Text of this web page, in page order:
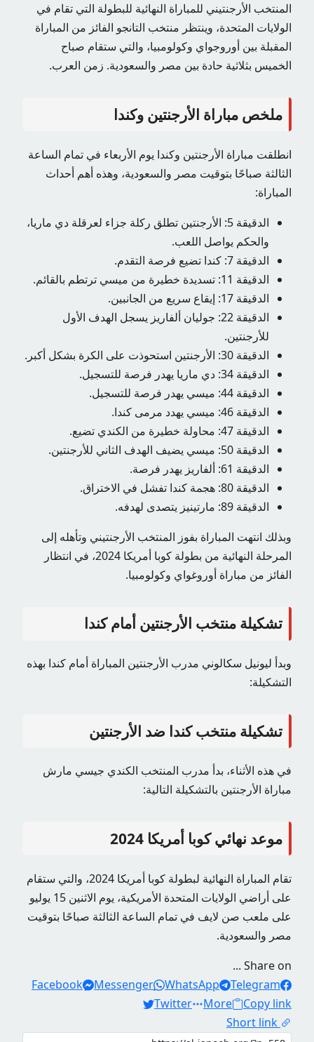
المنتخب الأرجنتيني للمباراة النهائية للبطولة التي تقام في
الولايات المتحدة، وينتظر منتخب التانجو الفائز من المباراة
المقبلة بين أوروجواي وكولومبيا، والتي ستقام صباح
الخميس بثلاثية حادة بين مصر والسعودية. زمن العرب.
ملخص مباراة الأرجنتين وكندا
انطلقت مباراة الأرجنتين وكندا يوم الأربعاء في تمام الساعة
الثالثة صباحًا بتوقيت مصر والسعودية، وهذه أهم أحداث
المباراة:
الدقيقة 5: الأرجنتين تطلق ركلة جزاء لعرقلة دي ماريا،
والحكم يواصل اللعب.
الدقيقة 7: كندا تضيع فرصة التقدم.
الدقيقة 11: تسديدة خطيرة من ميسي ترتطم بالقائم.
الدقيقة 17: إيقاع سريع من الجانبين.
الدقيقة 22: جوليان ألفاريز يسجل الهدف الأول
للأرجنتين.
الدقيقة 30: الأرجنتين استحوذت على الكرة بشكل أكبر.
الدقيقة 34: دي ماريا يهدر فرصة للتسجيل.
الدقيقة 44: ميسي يهدر فرصة للتسجيل.
الدقيقة 46: ميسي يهدد مرمى كندا.
الدقيقة 47: محاولة خطيرة من الكندي تضيع.
الدقيقة 50: ميسي يضيف الهدف الثاني للأرجنتين.
الدقيقة 61: ألفاريز يهدر فرصة.
الدقيقة 80: هجمة كندا تفشل في الاختراق.
الدقيقة 89: مارتينيز يتصدى لهدفه.
وبذلك انتهت المباراة بفوز المنتخب الأرجنتيني وتأهله إلى
المرحلة النهائية من بطولة كوبا أمريكا 2024، في انتظار
الفائز من مباراة أوروغواي وكولومبيا.
تشكيلة منتخب الأرجنتين أمام كندا
وبدأ ليونيل سكالوني مدرب الأرجنتين المباراة أمام كندا بهذه
التشكيلة:
تشكيلة منتخب كندا ضد الأرجنتين
في هذه الأثناء، بدأ مدرب المنتخب الكندي جيسي مارش
مباراة الأرجنتين بالتشكيلة التالية:
موعد نهائي كوبا أمريكا 2024
تقام المباراة النهائية لبطولة كوبا أمريكا 2024، والتي ستقام
على أراضي الولايات المتحدة الأمريكية، يوم الاثنين 15 يوليو
على ملعب صن لايف في تمام الساعة الثالثة صباحًا بتوقيت
مصر والسعودية.
Share on ...
Facebook
Messenger WhatsApp
Telegram
Twitter
More
Copy link
Short link